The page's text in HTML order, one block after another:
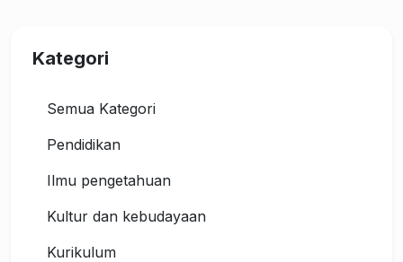
Kategori
Semua Kategori
Pendidikan
Ilmu pengetahuan
Kultur dan kebudayaan
Kurikulum